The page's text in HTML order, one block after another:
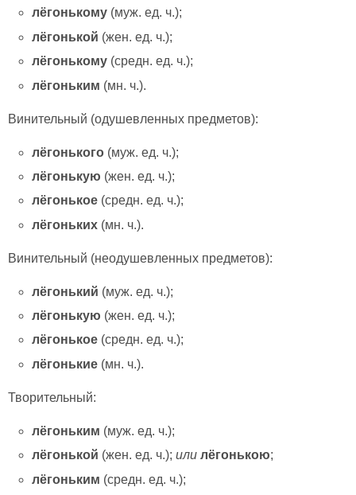
лёгонькому (муж. ед. ч.);
лёгонькой (жен. ед. ч.);
лёгонькому (средн. ед. ч.);
лёгоньким (мн. ч.).
Винительный (одушевленных предметов):
лёгонького (муж. ед. ч.);
лёгонькую (жен. ед. ч.);
лёгонькое (средн. ед. ч.);
лёгоньких (мн. ч.).
Винительный (неодушевленных предметов):
лёгонький (муж. ед. ч.);
лёгонькую (жен. ед. ч.);
лёгонькое (средн. ед. ч.);
лёгонькие (мн. ч.).
Творительный:
лёгоньким (муж. ед. ч.);
лёгонькой (жен. ед. ч.);или лёгонькою;
лёгоньким (средн. ед. ч.);